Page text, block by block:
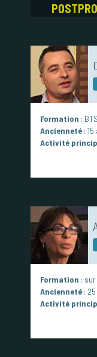
Formation :
Ancienneté :
Activité
Formation :
Ancienneté :
Activité